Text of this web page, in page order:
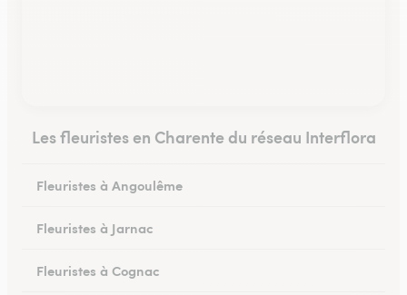
Les fleuristes en Charente du réseau Interflora
Fleuristes à Angoulême
Fleuristes à Jarnac
Fleuristes à Cognac